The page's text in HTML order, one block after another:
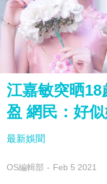
江嘉敏突晒18
盈 網民：好
最新娛聞
OS編輯部 Feb 5 2021